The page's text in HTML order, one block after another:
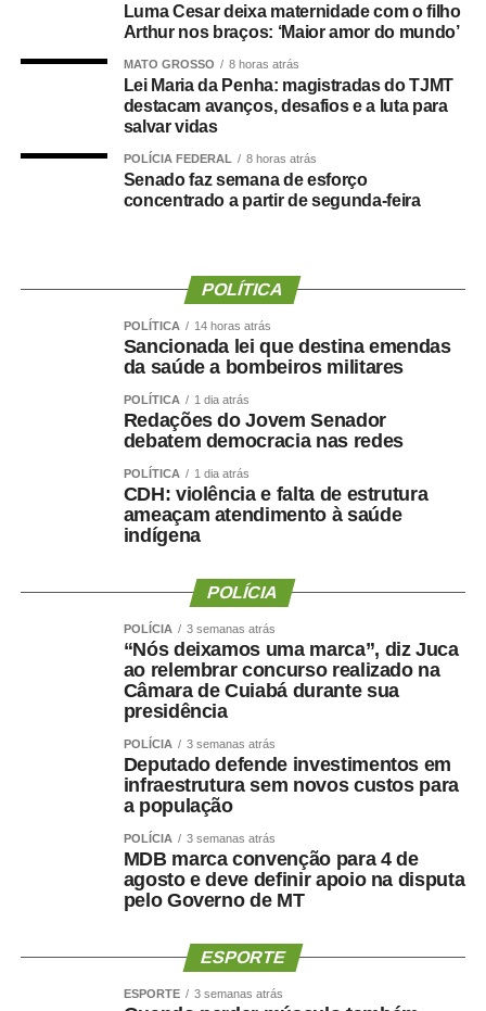
Um grande estudo publicado na revistaClinical
Nutritionavaliou dados de centenas de milhares de
pessoas e analisou a relação entre composição corporal,
força muscular e desenvolvimento de demência.
Os resultados mostraram que tanto a sarcopenia isolada
quanto a obesidade sarcopênica estavam associadas a
um risco maior de declínio cognitivo. Um dos achados
longo dos anos ,maior foi o risco observado.
Não basta saber quanto peso uma pessoa
perdeu. Precisamos saber quanto músculo e quanta
força ela conseguiu preservar.
Emagrecer , nem sempre
Uma perda de peso mal conduzida pode incluir perda
significativa de massa muscular, principalmente em
pessoas mais velhas, sedentárias, submetidas a dietas
muito restritivas ou a tratamentos sem acompanhamento
Mesmo com o avanço dos medicamentos para
obesidade, o objetivo não deve ser apenas reduzir o
número na balança. O tratamento precisa preservar
músculo, reduzir gordura visceral, melhorar o
O paciente não deve apenas ficar mais leve. Deve
mais saudável, mais forte e funcionalmente mais
Luma Cesar deixa maternidade com o filho
Arthur nos braços: ‘Maior amor do mundo’
MATO GROSSO 8 horas atrás
Lei Maria da Penha: magistradas do TJMT
destacam avanços, desafios e a luta para
salvar vidas
POLÍCIA FEDERAL 8 horas atrás
Senado faz semana de esforço
concentrado a partir de segunda-feira
POLÍTICA
POLÍTICA 14 horas atrás
Sancionada lei que destina emendas
da saúde a bombeiros militares
POLÍTICA 1 dia atrás
Redações do Jovem Senador
debatem democracia nas redes
POLÍTICA 1 dia atrás
CDH: violência e falta de estrutura
ameaçam atendimento à saúde
indígena
POLÍCIA
POLÍCIA 3 semanas atrás
“Nós deixamos uma marca”, diz Juca
ao relembrar concurso realizado na
Câmara de Cuiabá durante sua
presidência
POLÍCIA 3 semanas atrás
Deputado defende investimentos em
infraestrutura sem novos custos para
a população
POLÍCIA 3 semanas atrás
MDB marca convenção para 4 de
agosto e deve definir apoio na disputa
pelo Governo de MT
ESPORTE
ESPORTE 3 semanas atrás